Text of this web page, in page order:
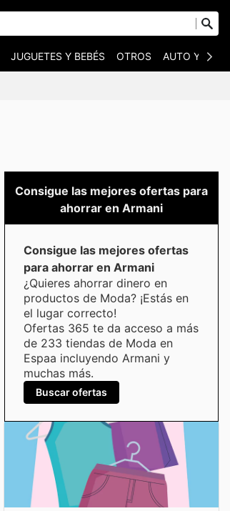
JUGUETES Y BEBÉS OTROS AUTO Y
Consigue las mejores ofertas para
ahorrar en Armani
Consigue las mejores ofertas
para ahorrar en Armani
¿Quieres ahorrar dinero en
productos de Moda? ¡Estás en
el lugar correcto!
Ofertas 365 te da acceso a más
de 233 tiendas de Moda en
Espaa incluyendo Armani y
muchas más.
Buscar ofertas